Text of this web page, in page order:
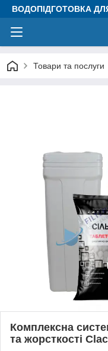
ВОДОПІДГОТОВКА
Товари та послуги
Комплексна
та жорсткості